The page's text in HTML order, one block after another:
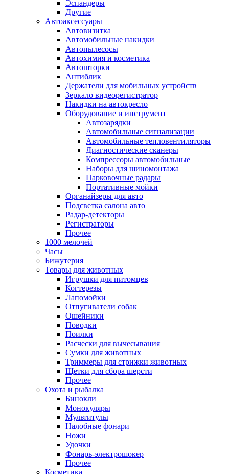
Эспандеры
Другие
Автоаксессуары
Автовизитка
Автомобильные накидки
Автопылесосы
Автохимия и косметика
Автошторки
Антиблик
Держатели для мобильных устройств
Зеркало видеорегистратор
Накидки на автокресло
Оборудование и инструмент
Автозарядки
Автомобильные сигнализации
Автомобильные тепловентиляторы
Диагностические сканеры
Компрессоры автомобильные
Наборы для шиномонтажа
Парковочные радары
Портативные мойки
Органайзеры для авто
Подсветка салона авто
Радар-детекторы
Регистраторы
Прочее
1000 мелочей
Часы
Бижутерия
Товары для животных
Игрушки для питомцев
Когтерезы
Лапомойки
Отпугиватели собак
Ошейники
Поводки
Поилки
Расчески для вычесывания
Сумки для животных
Триммеры для стрижки животных
Щетки для сбора шерсти
Прочее
Охота и рыбалка
Бинокли
Монокуляры
Мультитулы
Налобные фонари
Ножи
Удочки
Фонарь-электрошокер
Прочее
Косметика